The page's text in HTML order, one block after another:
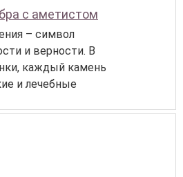
с аметистом
– символ
и верности. В
каждый камень
и лечебные